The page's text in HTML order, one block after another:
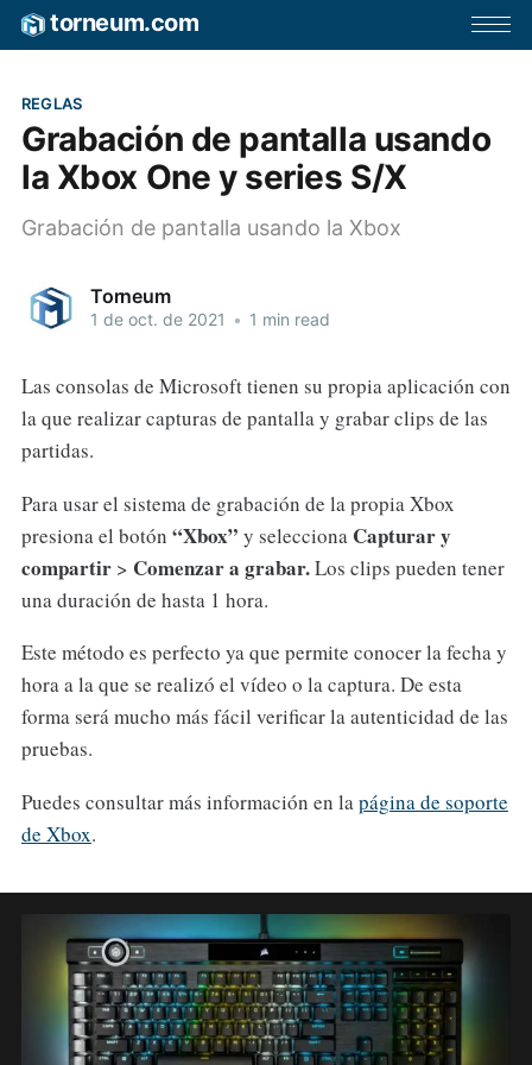
torneum.com
REGLAS
Grabación de pantalla usando
la Xbox One y series S/X
Grabación de pantalla usando la Xbox
Torneum
1 de oct. de 2021 • 1 min read
Las consolas de Microsoft tienen su propia aplicación con
la que realizar capturas de pantalla y grabar clips de las
partidas.
Para usar el sistema de grabación de la propia Xbox
presiona el botón “Xbox” y selecciona Capturar y
compartir> Comenzar a grabar.Los clips pueden tener
una duración de hasta 1 hora.
Este método es perfecto ya que permite conocer la fecha y
hora a la que se realizó el vídeo o la captura. De esta
forma será mucho más fácil verificar la autenticidad de las
pruebas.
Puedes consultar más información en lapágina de soporte
de Xbox.